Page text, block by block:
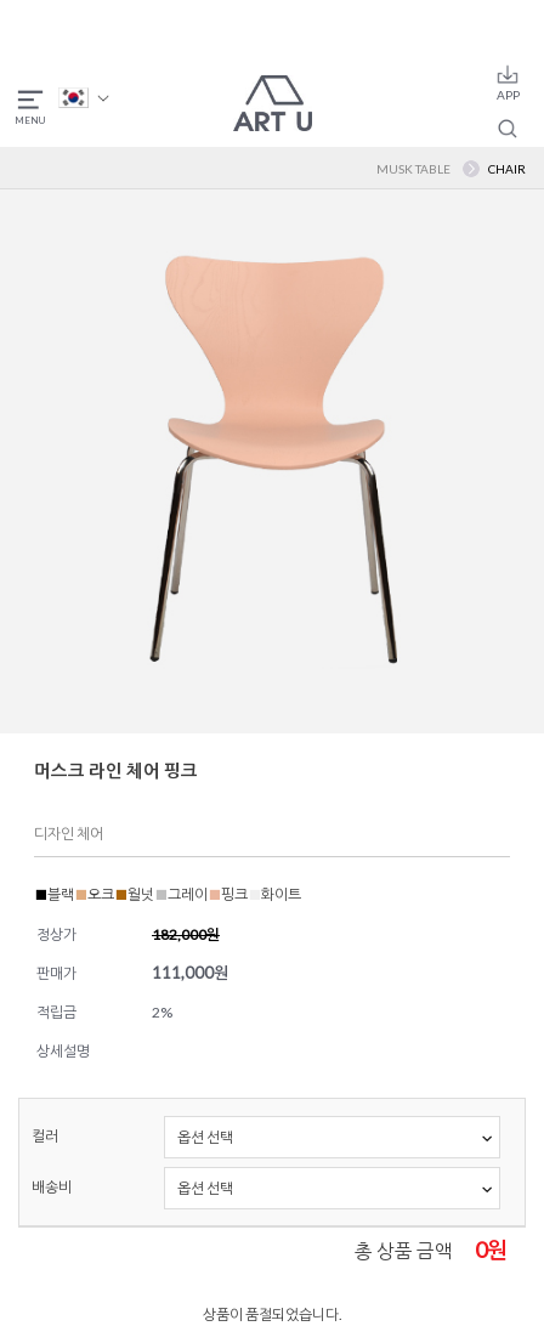
MUSK TABLE CHAIR
머스크 라인 체어 핑크
디자인 체어
■블랙 ■오크■월넛 ■그레이 ■핑크 화이트
정상가 182,000원
판매가 111,000원
적립금 2%
상세설명
컬러
배송비
총 상품 금액 0원
상품이 품절되었습니다.